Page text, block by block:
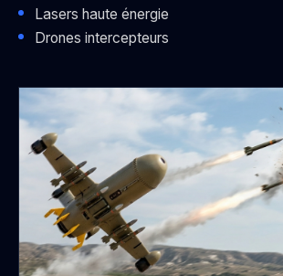
Lasers haute énergie
Drones intercepteurs